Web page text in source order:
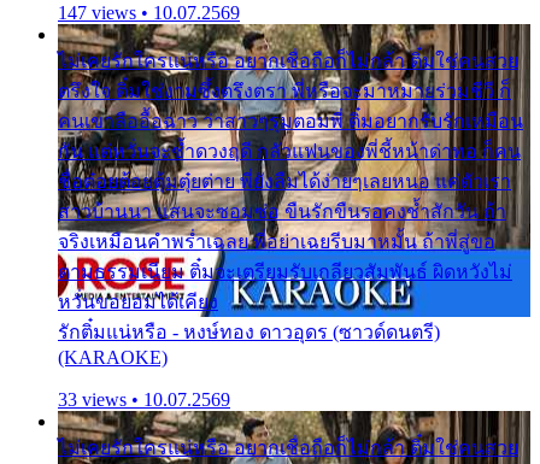
147 views • 10.07.2569
ไม่เคยรักใครแน่หรือ อยากเชื่อถือก็ไม่กล้า ติ๋มใช่คนสวย
ตรึงใจ ติ๋มใช่งามซึ้งตรึงตรา พี่หรือจะมาหมายร่วมชีวี ก็
คนเขาลืออื้อฉาว ว่าสาวๆรุมตอมพี่ ติ๋มอยากรับรักเหมือน
กัน แต่หวั่นจะช้ำดวงฤดี กลัวแฟนของพี่ชี้หน้าด่าทอ ก็คน
ชื่อต๋อยต้อยตุ้มตุ๋ยต่าย พี่ยังลืมได้ง่ายๆเลยหนอ แค่ตัวเรา
สาวบ้านนา แสนจะซอมซ่อ ขืนรักขืนรอคงช้ำสักวัน ถ้า
จริงเหมือนคำพร่ำเฉลย พี่อย่าเฉยรีบมาหมั้น ถ้าพี่สู่ขอ
ตามธรรมเนียม ติ๋มจะเตรียมรับเกลียวสัมพันธ์ ผิดหวังไม่
หวั่นขอยอมได้เคียง
รักติ๋มแน่หรือ - หงษ์ทอง ดาวอุดร (ซาวด์ดนตรี)
(KARAOKE)
33 views • 10.07.2569
ไม่เคยรักใครแน่หรือ อยากเชื่อถือก็ไม่กล้า ติ๋มใช่คนสวย